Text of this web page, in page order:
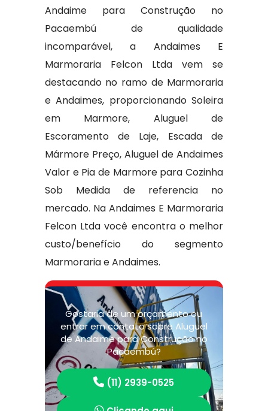
Andaime para Construção no
Pacaembú de qualidade
incomparável, a Andaimes E
Marmoraria Felcon Ltda vem se
destacando no ramo de Marmoraria
e Andaimes, proporcionando Soleira
em Marmore, Aluguel de
Escoramento de Laje, Escada de
Mármore Preço, Aluguel de Andaimes
Valor e Pia de Marmore para Cozinha
Sob Medida de referencia no
mercado. Na Andaimes E Marmoraria
Felcon Ltda você encontra o melhor
custo/benefício do segmento
Marmoraria e Andaimes.
Gostaria de um orçamento ou
entrar em contato sobre Aluguel
de Andaime para Construção no
Pacaembú?
(11) 2939-0525